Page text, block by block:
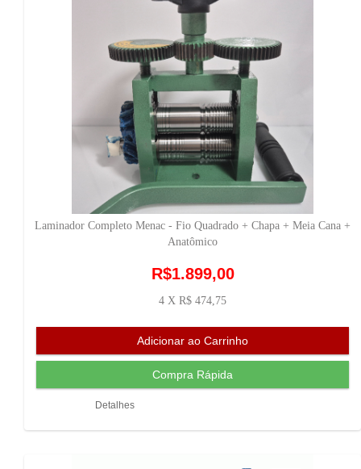
Laminador Completo Menac - Fio Quadrado + Chapa + Meia Cana +
Anatômico
R$1.899,00
4 X R$ 474,75
Detalhes